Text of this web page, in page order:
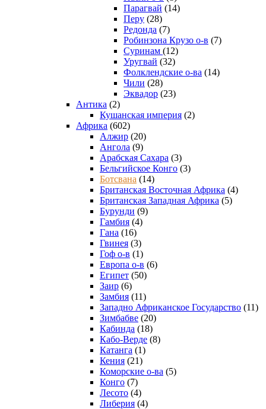
Парагвай (14)
Перу (28)
Редонда (7)
Робинзона Крузо о-в (7)
Суринам (12)
Уругвай (32)
Фолклендские о-ва (14)
Чили (28)
Эквадор (23)
Антика (2)
Кушанская империя (2)
Африка (602)
Алжир (20)
Ангола (9)
Арабская Сахара (3)
Бельгийское Конго (3)
Ботсвана (14)
Британская Восточная Африка (4)
Британская Западная Африка (5)
Бурунди (9)
Гамбия (4)
Гана (16)
Гвинея (3)
Гоф о-в (1)
Европа о-в (6)
Египет (50)
Заир (6)
Замбия (11)
Западно Африканское Государство (11)
Зимбабве (20)
Кабинда (18)
Кабо-Верде (8)
Катанга (1)
Кения (21)
Коморcкие о-ва (5)
Конго (7)
Лесото (4)
Либерия (4)